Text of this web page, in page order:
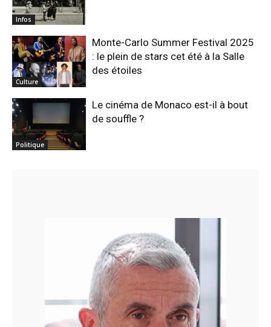
Infos
Culture
Monte-Carlo Summer Festival 2025
: le plein de stars cet été à la Salle
des étoiles
Politique
Le cinéma de Monaco est-il à bout
de souffle ?